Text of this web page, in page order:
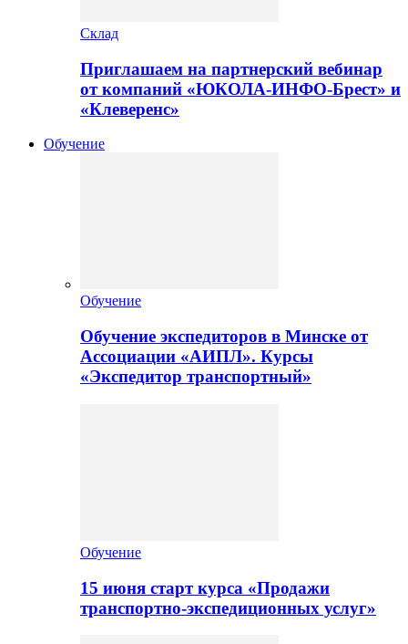
Склад
Приглашаем на партнерский вебинар
от компаний «ЮКОЛА-ИНФО-Брест» и
«Клеверенс»
Обучение
Обучение
Обучение экспедиторов в Минске от
Ассоциации «АИПЛ». Курсы
«Экспедитор транспортный»
Обучение
15 июня старт курса «Продажи
транспортно-экспедиционных услуг»